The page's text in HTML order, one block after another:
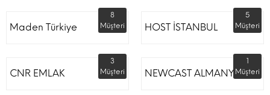
Maden Türkiye
8
Müşteri
HOST İSTANBUL
5
Müşteri
CNR EMLAK
3
Müşteri
NEWCAST ALMANYA
1
Müşteri